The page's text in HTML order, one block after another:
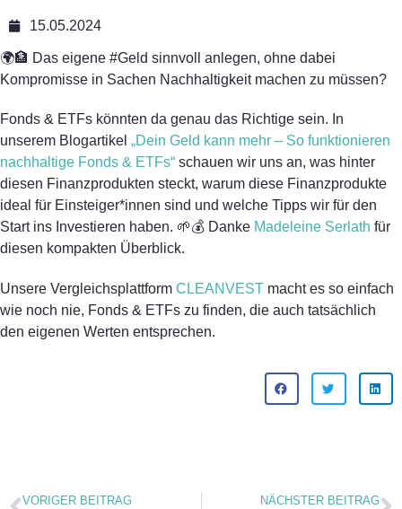
15.05.2024
🌍🏦 Das eigene #Geld sinnvoll anlegen, ohne dabei
Kompromisse in Sachen Nachhaltigkeit machen zu müssen?
Fonds & ETFs könnten da genau das Richtige sein. In
unserem Blogartikel „Dein Geld kann mehr – So funktionieren
nachhaltige Fonds & ETFs“ schauen wir uns an, was hinter
diesen Finanzprodukten steckt, warum diese Finanzprodukte
ideal für Einsteiger*innen sind und welche Tipps wir für den
Start ins Investieren haben. 🌱💰 Danke Madeleine Serlath für
diesen kompakten Überblick.
Unsere Vergleichsplattform CLEANVEST macht es so einfach
wie noch nie, Fonds & ETFs zu finden, die auch tatsächlich
den eigenen Werten entsprechen.
VORIGER BEITRAG NÄCHSTER BEITRAG